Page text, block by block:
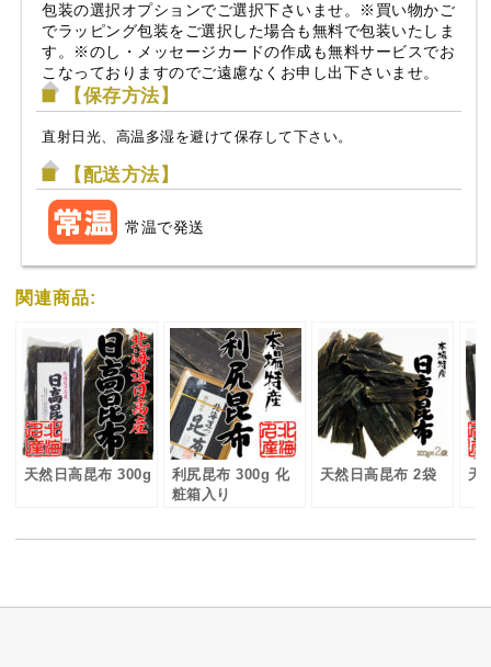
包装の選択オプションでご選択下さいませ。※買い物かご
でラッピング包装をご選択した場合も無料で包装いたしま
す。※のし・メッセージカードの作成も無料サービスでお
こなっておりますのでご遠慮なくお申し出下さいませ。
【保存方法】
直射日光、高温多湿を避けて保存して下さい。
【配送方法】
常温で発送
関連商品:
天然日高昆布 300g
利尻昆布 300g 化
粧箱入り
天然日高昆布 2袋 天